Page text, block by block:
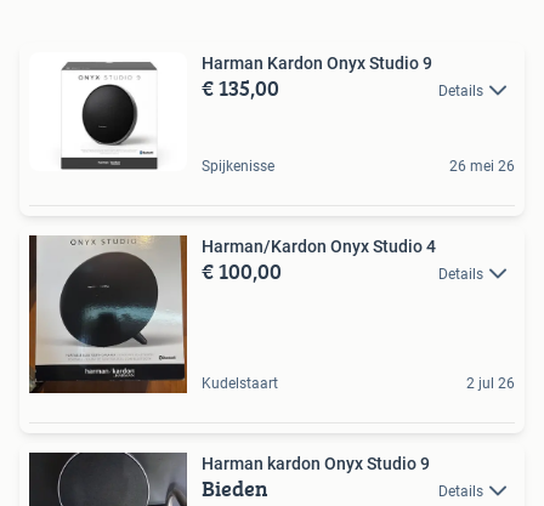
Harman Kardon Onyx Studio 9
€ 135,00 Details
Spijkenisse 26 mei 26
Harman/Kardon Onyx Studio 4
€ 100,00 Details
Kudelstaart 2 jul 26
Harman kardon Onyx Studio 9
Bieden Details